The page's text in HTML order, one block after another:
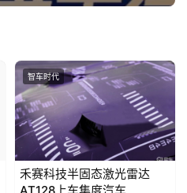
智车时代
禾赛科技半固态激光雷达